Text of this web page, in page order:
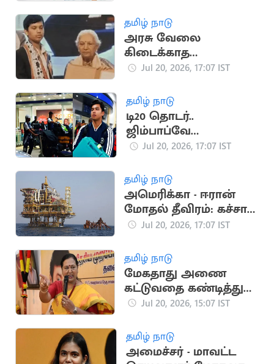
தமிழ் நாடு
அரசு வேலை
கிடைக்காத
விரக்தியில் இளைஞர்
Jul 20, 2026, 17:07 IST
தமிழ் நாடு
டி20 தொடர்..
ஜிம்பாப்வே
சென்றடைந்த இந்திய
Jul 20, 2026, 17:07 IST
தமிழ் நாடு
அமெரிக்கா - ஈரான்
மோதல் தீவிரம்: கச்சா
எண்ணெய் தட்டுப்பாடு
Jul 20, 2026, 17:07 IST
தமிழ் நாடு
மேகதாது அணை
கட்டுவதை கண்டித்து
தேமுதிக போராட்டம்
Jul 20, 2026, 15:07 IST
தமிழ் நாடு
அமைச்சர் - மாவட்ட